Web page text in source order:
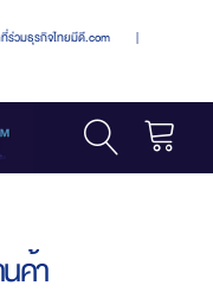
ร่วมธุรกิจไทยมีดี.com |
ค้า